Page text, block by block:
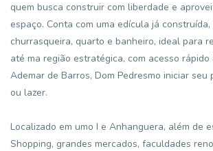
quem busca construir com liberdade e
espaço. Conta com uma edícula já
churrasqueira, quarto e banheiro, ideal para
até ma região estratégica, com acesso rápido
Ademar de Barros, Dom Pedresmo iniciar seu
ou lazer.
Localizado em umo I e Anhanguera, além de
Shopping, grandes mercados, faculdades